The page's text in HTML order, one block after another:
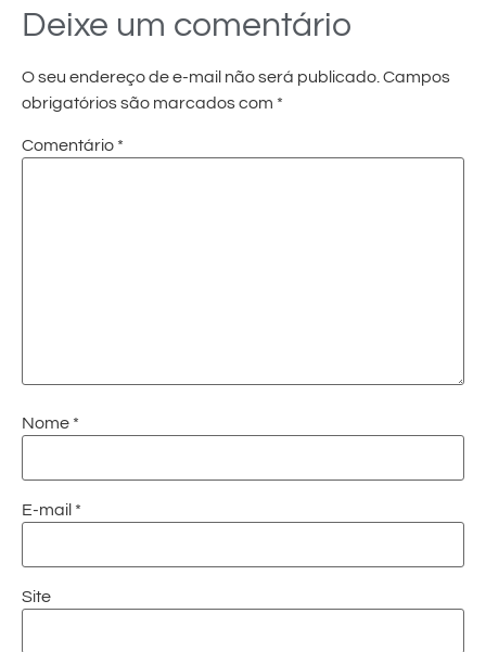
Deixe um comentário
O seu endereço de e-mail não será publicado. Campos
obrigatórios são marcados com *
Comentário *
Nome *
E-mail *
Site